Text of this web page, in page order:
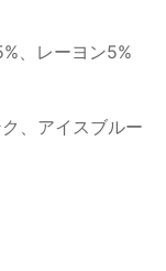
、レーヨン5%
、アイスブルー